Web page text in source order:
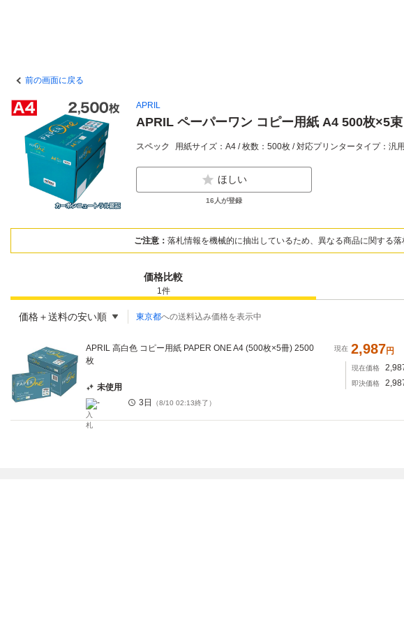
前の画面に戻る
APRIL
APRIL ペーパーワン コピー用紙 A4 500枚×5束
スペック 用紙サイズ：A4 / 枚数：500枚 / 対応プリンタータイプ：汎
ほしい
16 人が登録
ご注意： 落札情報を機械的に抽出しているため、異なる商品に関する
価格比較
1 件
価格＋送料の安い順 東京都への送料込み価格を表示中
APRIL 高白色 コピー用紙 PAPER ONE A4 (500枚×5冊) 2500
枚
現在 2,987円
現在価格
即決価格
未使用
-
3日 （8/10 02:13終了）